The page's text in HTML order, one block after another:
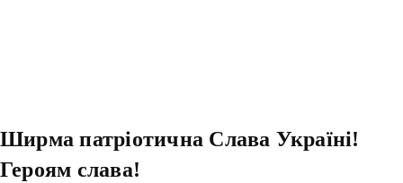
Ширма патріотична Слава Україні!
Героям слава!